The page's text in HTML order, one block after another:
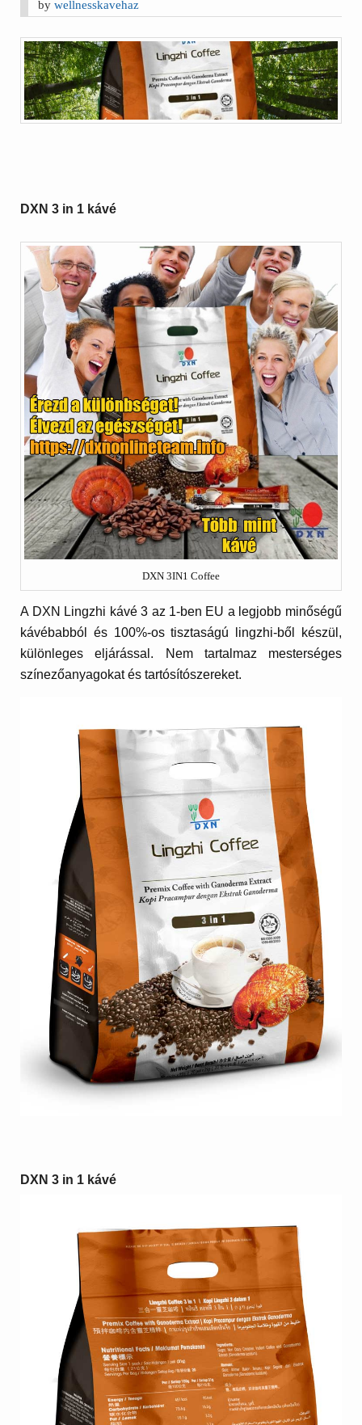
bywellnesskavehaz
DXN 3 in 1 kávé
DXN 3IN1 Coffee
A DXN Lingzhi kávé 3 az 1-ben EU a legjobb minőségű
kávébabból és 100%-os tisztaságú lingzhi-ből készül,
különleges eljárással. Nem tartalmaz mesterséges
színezőanyagokat és tartósítószereket.
DXN 3 in 1 kávé